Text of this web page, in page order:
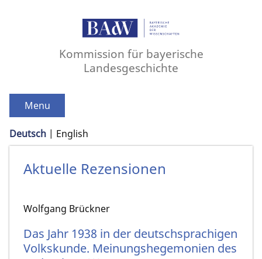
Kommission für bayerische
Landesgeschichte
Menu
Deutsch English
Aktuelle Rezensionen
Wolfgang Brückner
Das Jahr 1938 in der deutschsprachigen
Volkskunde. Meinungshegemonien des